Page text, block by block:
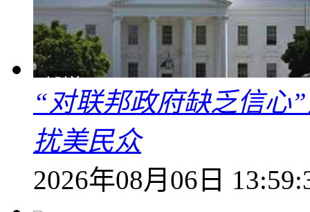
“对联邦政府缺乏信心
扰美民众
2026年08月06日